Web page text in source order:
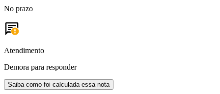
No prazo
Atendimento
Demora para responder
Saiba como foi calculada essa nota